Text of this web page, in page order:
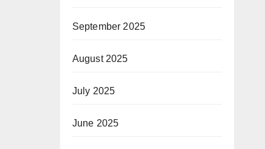
September 2025
August 2025
July 2025
June 2025